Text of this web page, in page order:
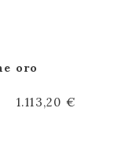
oro
1.113,20 €